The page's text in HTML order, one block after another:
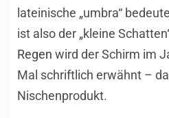
lateinische „umbra“
ist also der „kleine
Regen wird der Schirm im
Mal schriftlich erwähnt –
Nischenprodukt.